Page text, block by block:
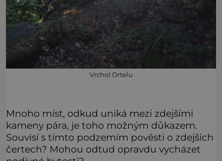
Vrchol Ortelu
Mnoho míst, odkud uniká mezi zdejšími
kameny pára, je toho možným důkazem.
Souvisí s tímto podzemím pověsti o zdejších
čertech? Mohou odtud opravdu vycházet